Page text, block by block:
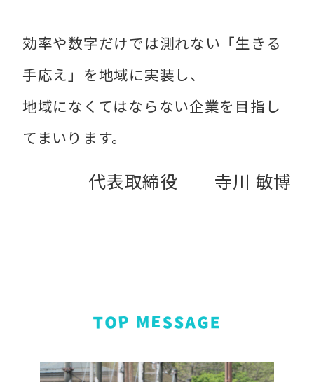
効率や数字だけでは測れない「生きる
手応え」を地域に実装し、
地域になくてはならない企業を目指し
てまいります。
代表取締役 寺川 敏博